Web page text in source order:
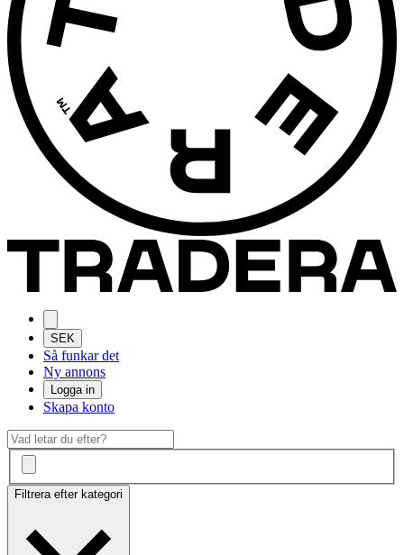
SEK
Så funkar det
Ny annons
Logga in
Skapa konto
Filtrera efter kategori